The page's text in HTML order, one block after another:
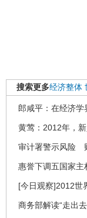
搜索更多经济整体
郎咸平：在经济学
黄莺：2012年，
审计署警示风险
惠誉下调五国家
[今日观察]2012世
商务部解读“走出